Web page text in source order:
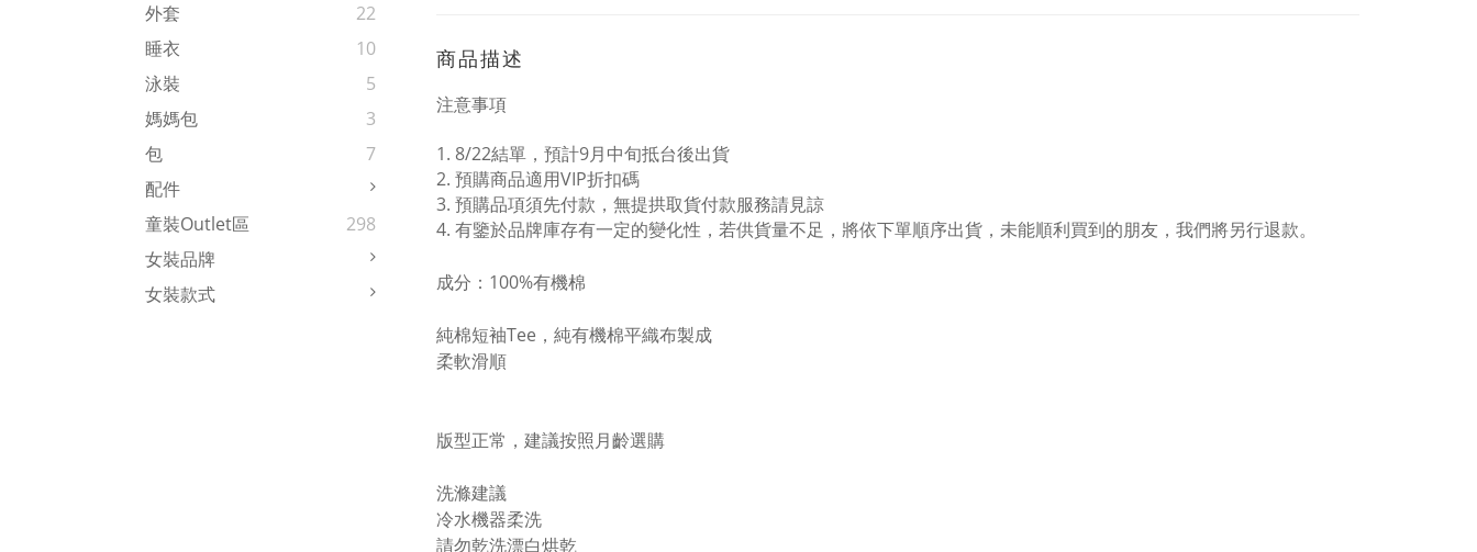
外套
22
睡衣
10
泳裝
5
媽媽包
3
包
7
配件
童裝Outlet區
298
女裝品牌
女裝款式
商品描述
注意事項
1. 8/22結單，預計9月中旬抵台後出貨
2. 預購商品適用VIP折扣碼
3. 預購品項須先付款，無提拱取貨付款服務請見諒
4. 有鑒於品牌庫存有一定的變化性，若供貨量不足，將依下單順序出貨，未能順利買到的朋友，我們將另行退款。
成分：100%有機棉
純棉短袖Tee，純有機棉平織布製成
柔軟滑順
版型正常，建議按照月齡選購
洗滌建議
冷水機器柔洗
請勿乾洗漂白烘乾